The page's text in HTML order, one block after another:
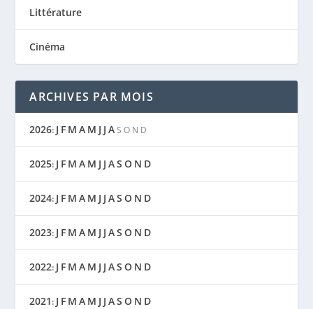
Littérature
Cinéma
ARCHIVES PAR MOIS
2026: J F M A M J J A S O N D
2025: J F M A M J J AS O N D
2024: J F M A M J J AS O N D
2023: J F M A M J J AS O N D
2022: J F M A M J J AS O N D
2021: J F M A M J J AS O N D